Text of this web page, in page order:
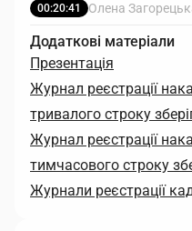
00:20:41 Олена
Додаткові матеріали
Презентація
Журнал реєстрації
тривалого строку
Журнал реєстрації
тимчасового строку
Журнали реєстрації